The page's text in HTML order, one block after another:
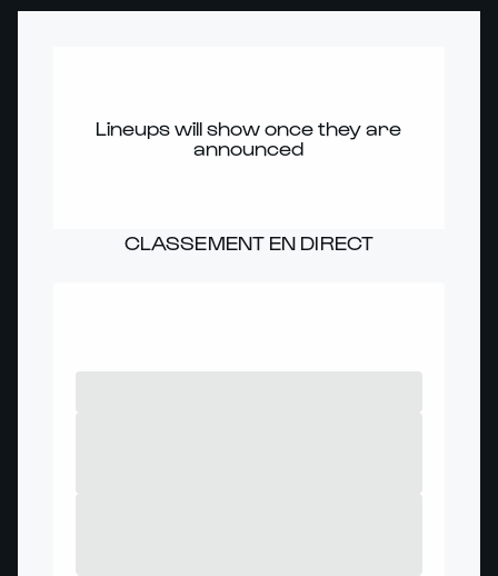
Lineups will show once they are
announced
CLASSEMENT EN DIRECT